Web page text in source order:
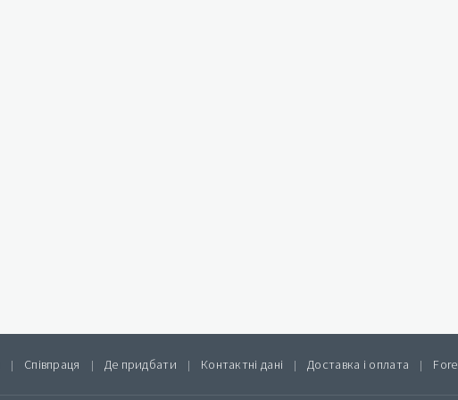
| Співпраця | Де придбати | Контактні дані | Доставка і оплата |